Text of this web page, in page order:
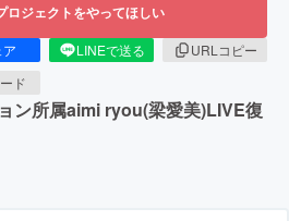
ロジェクトをやってほしい
LINEで送る
URLコピー
ド
ン所属aimi ryou(梁愛美)LIVE復